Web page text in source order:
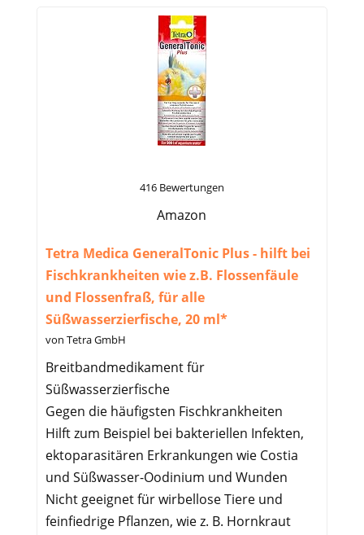
416 Bewertungen
Amazon
Tetra Medica GeneralTonic Plus - hilft bei
Fischkrankheiten wie z.B. Flossenfäule
und Flossenfraß, für alle
Süßwasserzierfische, 20 ml*
von Tetra GmbH
Breitbandmedikament für
Süßwasserzierfische
Gegen die häufigsten Fischkrankheiten
Hilft zum Beispiel bei bakteriellen Infekten,
ektoparasitären Erkrankungen wie Costia
und Süßwasser-Oodinium und Wunden
Nicht geeignet für wirbellose Tiere und
feinfiedrige Pflanzen, wie z. B. Hornkraut